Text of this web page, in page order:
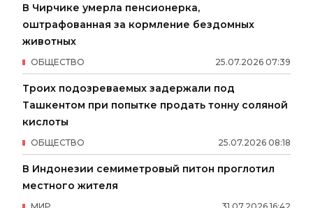
В Чирчике умерла пенсионерка,
оштрафованная за кормление бездомных
животных
25.07.2026 07:39
ОБЩЕСТВО
Троих подозреваемых задержали под
Ташкентом при попытке продать тонну соляной
кислоты
25.07.2026 08:18
ОБЩЕСТВО
В Индонезии семиметровый питон проглотил
местного жителя